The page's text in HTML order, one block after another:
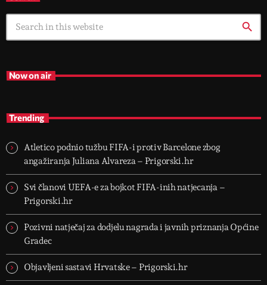
search
Now on air
Trending
Atletico podnio tužbu FIFA-i protiv Barcelone zbog
angažiranja Juliana Alvareza – Prigorski.hr
Svi članovi UEFA-e za bojkot FIFA-inih natjecanja –
Prigorski.hr
Pozivni natječaj za dodjelu nagrada i javnih priznanja Općine
Gradec
Objavljeni sastavi Hrvatske – Prigorski.hr